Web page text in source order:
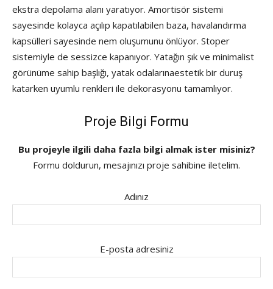
ekstra depolama alanı yaratıyor. Amortisör sistemi
sayesinde kolayca açılıp kapatılabilen baza, havalandırma
kapsülleri sayesinde nem oluşumunu önlüyor. Stoper
sistemiyle de sessizce kapanıyor. Yatağın şık ve minimalist
görünüme sahip başlığı, yatak odalarınaestetik bir duruş
katarken uyumlu renkleri ile dekorasyonu tamamlıyor.
Proje Bilgi Formu
Bu projeyle ilgili daha fazla bilgi almak ister misiniz?
Formu doldurun, mesajınızı proje sahibine iletelim.
Adınız
E-posta adresiniz